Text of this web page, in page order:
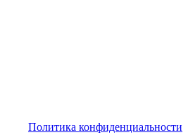
Политика конфиденциальности